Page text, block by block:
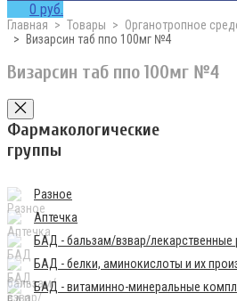
0 руб.
Главная Товары
Органотропное
Визарсин таб ппо 100мг №4
Визарсин таб ппо 100мг №4
Фармакологические
группы
Разное
Аптечка
БАД - бальзам/взвар/лекарственные
БАД - белки, аминокислоты и их
БАД - витаминно-минеральные